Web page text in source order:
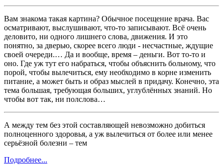
Вам знакома такая картина? Обычное посещение врача. Вас
осматривают, выслушивают, что-то записывают. Всё очень
деловито, ни одного лишнего слова, движения. И это
понятно, за дверью, скорее всего люди - несчастные, ждущие
своей очереди.… Да и вообще, время – деньги. Вот то-то и
оно. Где уж тут его набраться, чтобы объяснить больному, что
порой, чтобы вылечиться, ему необходимо в корне изменить
питание, а может быть и образ мыслей в придачу. Конечно, эта
тема большая, требующая больших, углублённых знаний. Но
чтобы вот так, ни полслова…
А между тем без этой составляющей невозможно добиться
полноценного здоровья, а уж вылечиться от более или менее
серьёзной болезни – тем
Подробнее...